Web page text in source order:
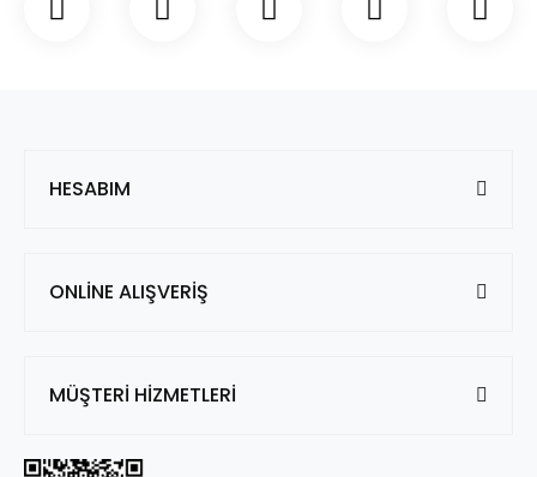
HESABIM
ONLİNE ALIŞVERİŞ
MÜŞTERİ HİZMETLERİ